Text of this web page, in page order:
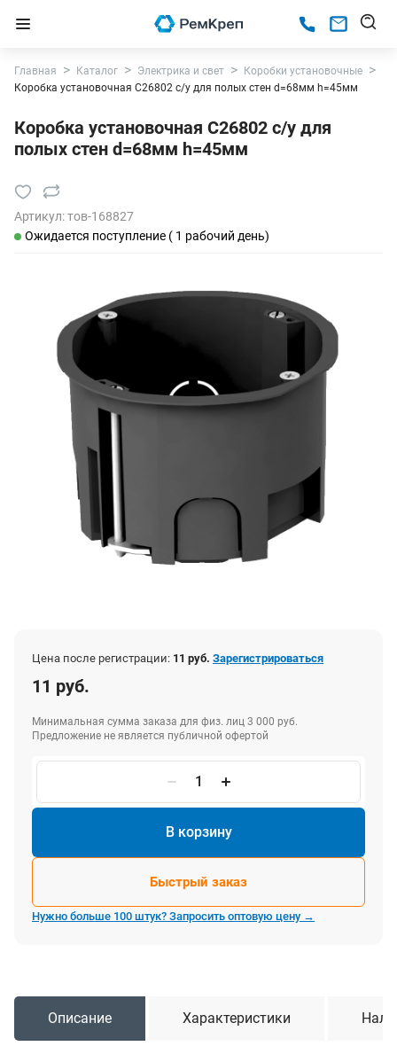
Главная Каталог Электрика и свет
Коробки установочные
Коробка установочная С26802 с/у для полых стен d=68мм h=45мм
Коробка установочная С26802 с/у для
полых стен d=68мм h=45мм
Артикул:тов-168827
Ожидается поступление ( 1 рабочий день)
Цена после регистрации: 11 руб. Зарегистрироваться
11 руб.
Минимальная сумма заказа для физ. лиц 3 000 руб.
Предложение не является публичной офертой
В корзину
Быстрый заказ
Нужно больше 100 штук? Запросить оптовую цену →
Описание Характеристики